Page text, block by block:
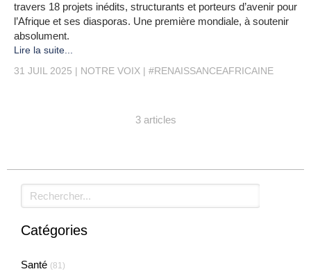
travers 18 projets inédits, structurants et porteurs d’avenir pour
l’Afrique et ses diasporas. Une première mondiale, à soutenir
absolument.
Lire la suite...
31 JUIL 2025
NOTRE VOIX #RENAISSANCEAFRICAINE
3 articles
Rechercher
Catégories
Santé (81)